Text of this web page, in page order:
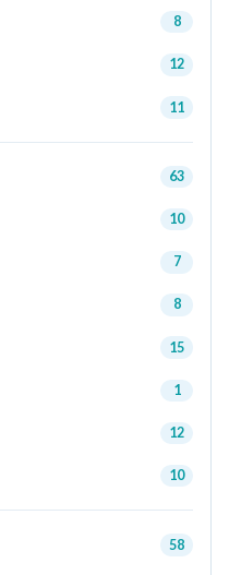
8
12
11
63
10
7
8
15
1
12
10
58